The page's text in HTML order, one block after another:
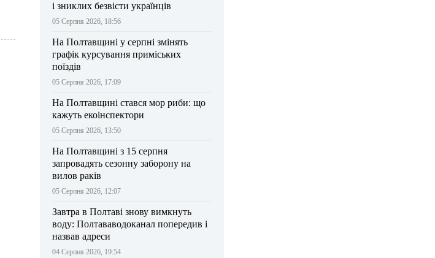
і зниклих безвісти українців
05 Серпня 2026, 18:56
На Полтавщині у серпні змінять
графік курсування приміських
поїздів
05 Серпня 2026, 17:09
На Полтавщині стався мор риби: що
кажуть екоінспектори
05 Серпня 2026, 13:50
На Полтавщині з 15 серпня
запровадять сезонну заборону на
вилов раків
05 Серпня 2026, 12:07
Завтра в Полтаві знову вимкнуть
воду: Полтававодоканал попередив і
назвав адреси
04 Серпня 2026, 19:54